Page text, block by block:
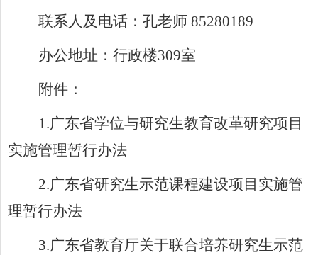
联系人及电话：孔老师 85280189
办公地址：行政楼309室
附件：
1.广东省学位与研究生教育改革研究项目
实施管理暂行办法
2.广东省研究生示范课程建设项目实施管
理暂行办法
3.广东省教育厅关于联合培养研究生示范